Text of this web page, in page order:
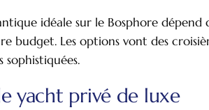
idéale sur le Bosphore
budget. Les options vont des
sophistiquées.
yacht privé de luxe